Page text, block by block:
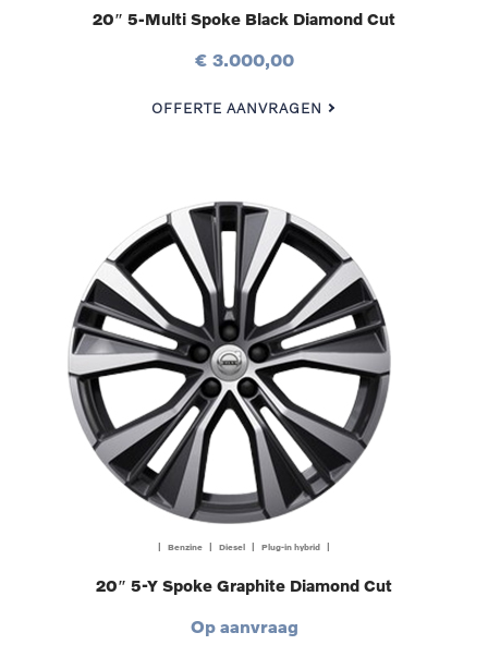
20″ 5-Multi Spoke Black Diamond Cut
€ 3.000,00
OFFERTE AANVRAGEN
| Benzine | Diesel | Plug-in hybrid |
20″ 5-Y Spoke Graphite Diamond Cut
Op aanvraag